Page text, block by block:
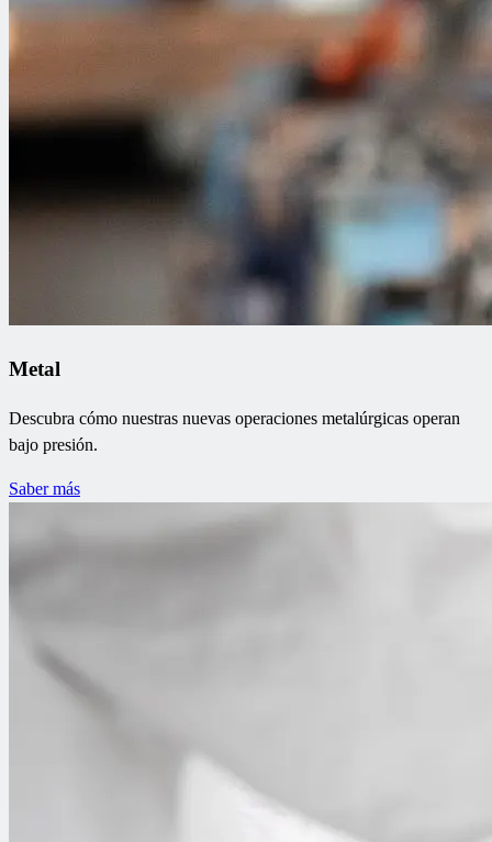
Metal
Descubra cómo nuestras nuevas operaciones metalúrgicas operan
bajo presión.
Saber más